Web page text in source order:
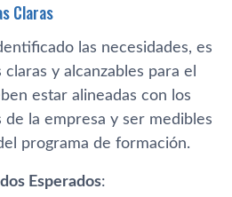
Claras
las necesidades, es
y alcanzables para el
estar alineadas con los
la empresa y ser medibles
programa de formación.
Esperados: